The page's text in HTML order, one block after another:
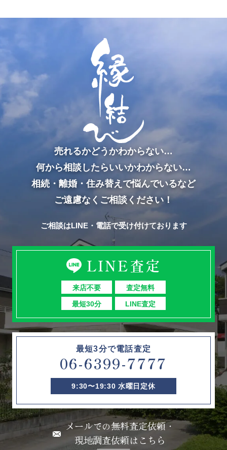
売れるかどうかわからない…
何から相談したらいいかわからない…
相続・離婚・住み替えで悩んでいるなど
ご遠慮なくご相談ください！
ご相談はLINE・電話で受け付けております
LINE査定
来店不要
査定無料
最短30分
LINE査定
最短3分で電話査定
06-6399-7777
9:30〜19:30 水曜日定休
メールでの無料査定依頼・
現地調査依頼はこちら